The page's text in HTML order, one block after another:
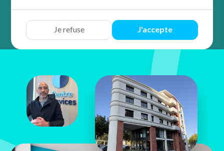
Je refuse J'accepte
Devis Discuter Y aller Appeler
Benjamin
Besnard
141 bd Lavoisier
63000 Clermont-Ferrand